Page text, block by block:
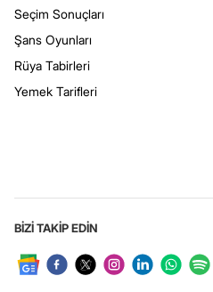
Seçim Sonuçları
Şans Oyunları
Rüya Tabirleri
Yemek Tarifleri
BİZİ TAKİP EDİN